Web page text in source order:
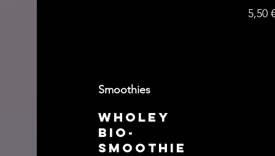
5,50 €
Smoothies
WHOLEY
Bio-
Smoothie